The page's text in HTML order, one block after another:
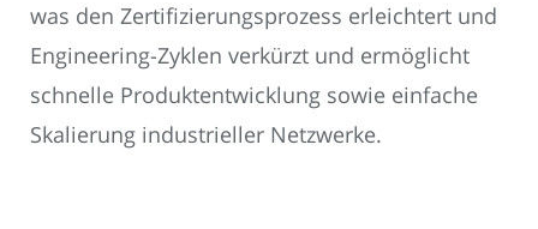
was den Zertifizierungsprozess erleichtert und
Engineering-Zyklen verkürzt und ermöglicht
schnelle Produktentwicklung sowie einfache
Skalierung industrieller Netzwerke.